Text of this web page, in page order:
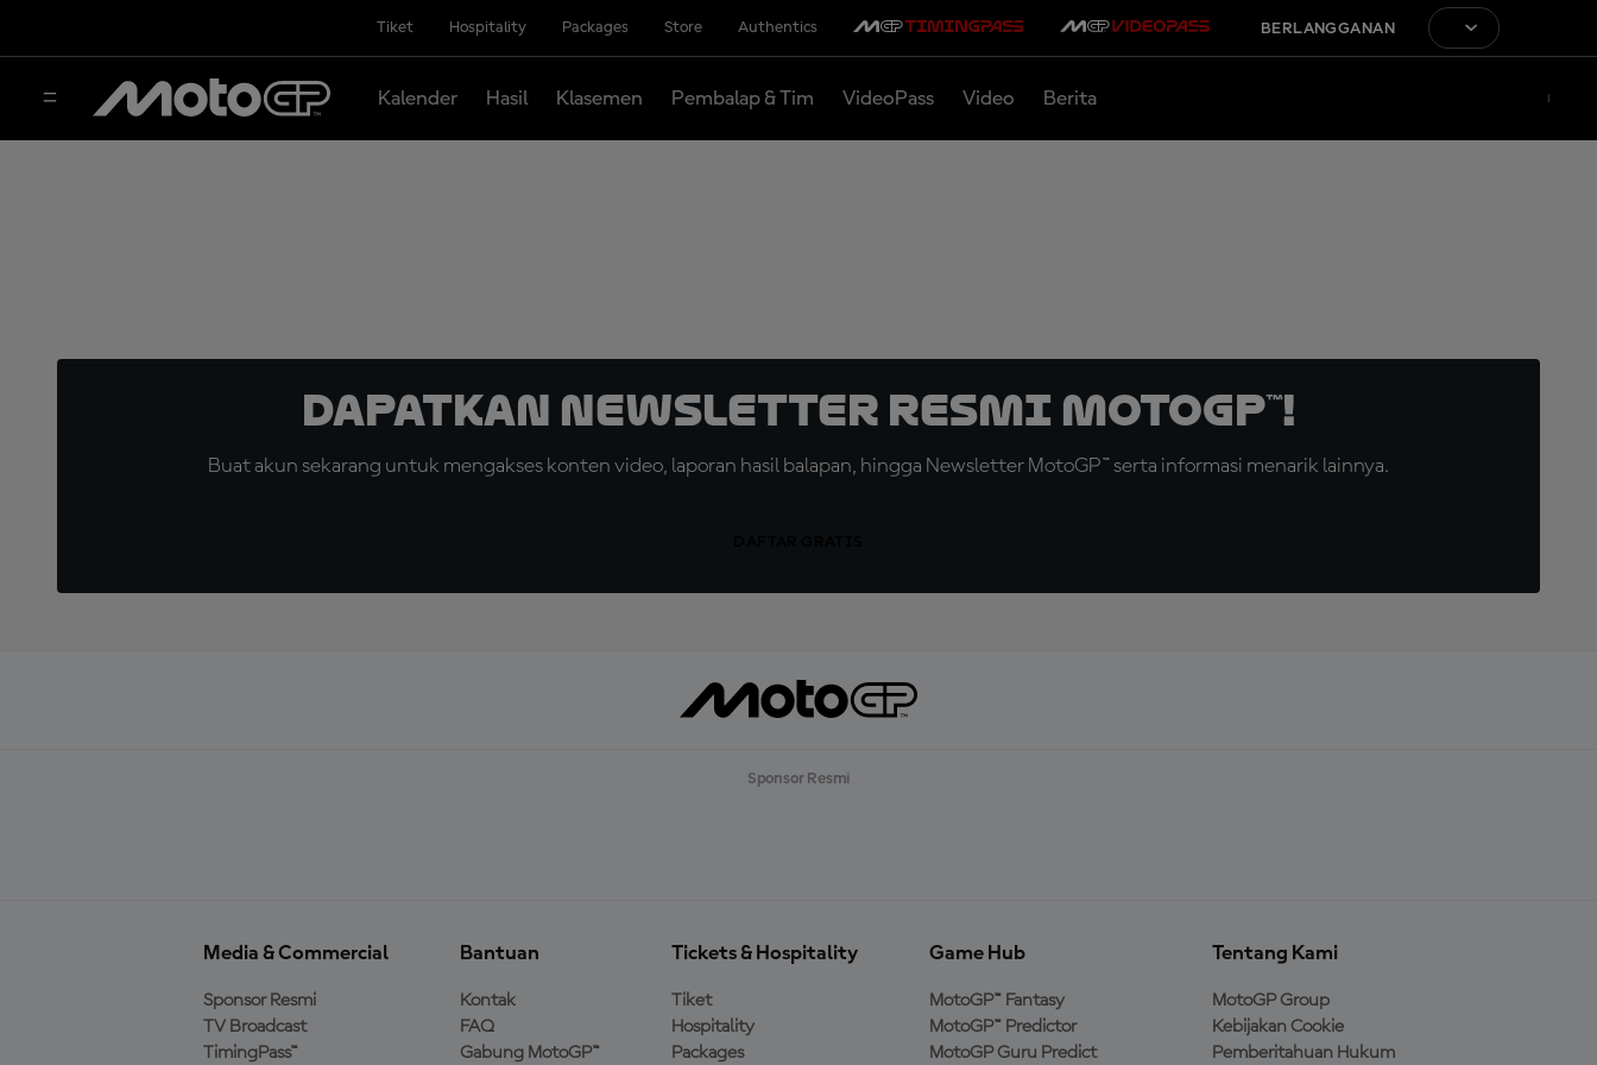
Tiket Hospitality Packages Store Authentics BERLANGGANAN
Kalender Hasil Klasemen Pembalap & Tim VideoPass Video Berita
Dapatkan Newsletter Resmi MotoGP™!
Buat akun sekarang untuk mengakses konten video, laporan hasil balapan, hingga Newsletter MotoGP™ serta informasi menarik lainnya.
Sponsor Resmi
Media & Commercial
Sponsor Resmi
TV Broadcast
TimingPass™
Bantuan
Kontak
FAQ
Gabung MotoGP™
Tickets & Hospitality
Tiket
Hospitality
Packages
Game Hub
MotoGP™ Fantasy
MotoGP™ Predictor
MotoGP Guru Predict
Tentang Kami
MotoGP Group
Kebijakan Cookie
Pemberitahuan Hukum